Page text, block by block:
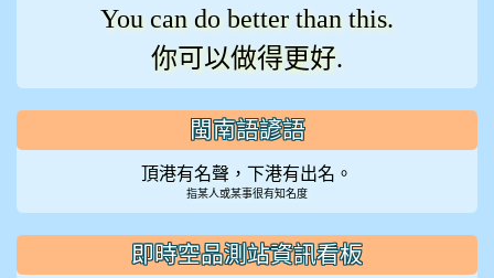
You can do better than this.
你可以做得更好.
閩南語諺語
頂港有名聲，下港有出名。
指某人或某事很有知名度
即時空品測站資訊看板